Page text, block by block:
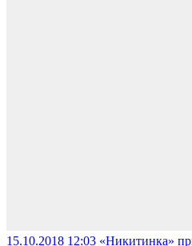
15.10.2018 12:03 «Никитинка»